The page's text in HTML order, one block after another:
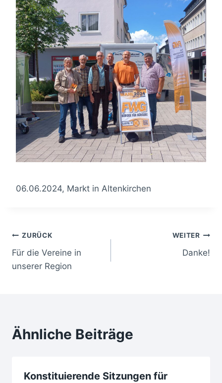
06.06.2024, Markt in Altenkirchen
Beitragsnavigation
ZURÜCK
Für die Vereine in
unserer Region
WEITER
Danke!
Ähnliche Beiträge
Konstituierende Sitzungen für